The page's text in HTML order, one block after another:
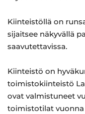
Kiinteistöllä on
sijaitsee näkyvällä
saavutettavissa.
Kiinteistö on
toimistokiinteistö
ovat valmistuneet
toimistotilat vuonna